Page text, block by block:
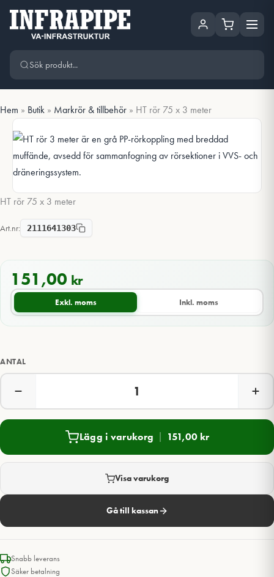
Hoppa
Hoppa till huvudinnehåll
Hem » Butik » Markrör & tillbehör » HT rör 75 x 3 meter
HT rör 75 x 3 meter
Art.nr: 2111641303
151,00 kr
Exkl. moms Inkl. moms
ANTAL
Lägg i varukorg 151,00 kr
Visa varukorg
Gå till kassan
Snabb leverans
Säker betalning